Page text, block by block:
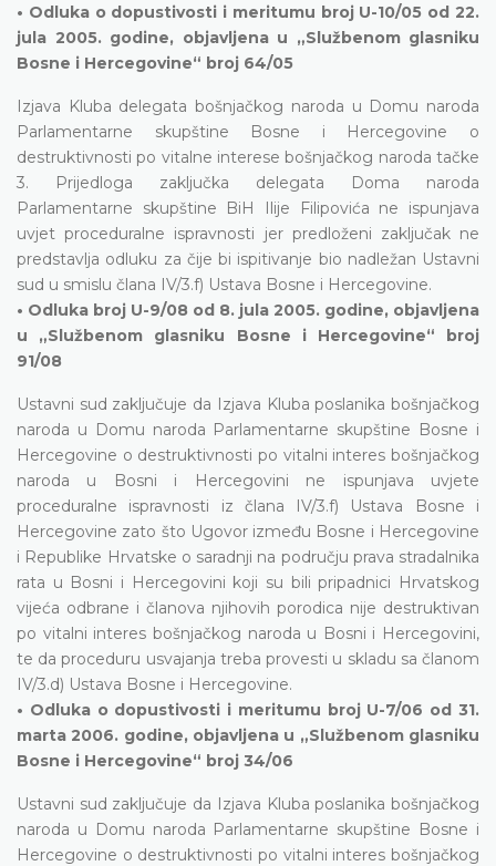
• Odluka o dopustivosti i meritumu broj U-10/05 od 22.
jula 2005. godine, objavljena u „Službenom glasniku
Bosne i Hercegovine“ broj 64/05
Izjava Kluba delegata bošnjačkog naroda u Domu naroda
Parlamentarne skupštine Bosne i Hercegovine o
destruktivnosti po vitalne interese bošnjačkog naroda tačke
3. Prijedloga zaključka delegata Doma naroda
Parlamentarne skupštine BiH Ilije Filipovića ne ispunjava
uvjet proceduralne ispravnosti jer predloženi zaključak ne
predstavlja odluku za čije bi ispitivanje bio nadležan Ustavni
sud u smislu člana IV/3.f) Ustava Bosne i Hercegovine.
• Odluka broj U-9/08 od 8. jula 2005. godine, objavljena
u „Službenom glasniku Bosne i Hercegovine“ broj
91/08
Ustavni sud zaključuje da Izjava Kluba poslanika bošnjačkog
naroda u Domu naroda Parlamentarne skupštine Bosne i
Hercegovine o destruktivnosti po vitalni interes bošnjačkog
naroda u Bosni i Hercegovini ne ispunjava uvjete
proceduralne ispravnosti iz člana IV/3.f) Ustava Bosne i
Hercegovine zato što Ugovor između Bosne i Hercegovine
i Republike Hrvatske o saradnji na području prava stradalnika
rata u Bosni i Hercegovini koji su bili pripadnici Hrvatskog
vijeća odbrane i članova njihovih porodica nije destruktivan
po vitalni interes bošnjačkog naroda u Bosni i Hercegovini,
te da proceduru usvajanja treba provesti u skladu sa članom
IV/3.d) Ustava Bosne i Hercegovine.
• Odluka o dopustivosti i meritumu broj U-7/06 od 31.
marta 2006. godine, objavljena u „Službenom glasniku
Bosne i Hercegovine“ broj 34/06
Ustavni sud zaključuje da Izjava Kluba poslanika bošnjačkog
naroda u Domu naroda Parlamentarne skupštine Bosne i
Hercegovine o destruktivnosti po vitalni interes bošnjačkog